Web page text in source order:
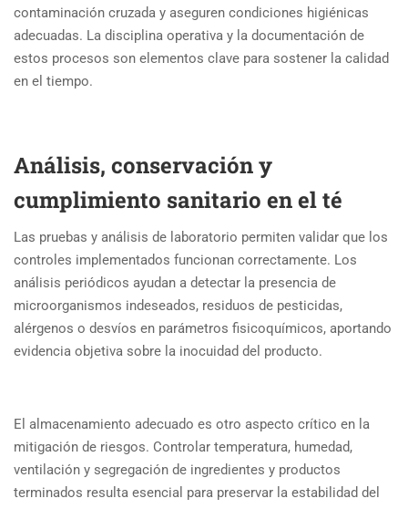
contaminación cruzada y aseguren condiciones higiénicas
adecuadas. La disciplina operativa y la documentación de
estos procesos son elementos clave para sostener la calidad
en el tiempo.
Análisis, conservación y
cumplimiento sanitario en el té
Las pruebas y análisis de laboratorio permiten validar que los
controles implementados funcionan correctamente. Los
análisis periódicos ayudan a detectar la presencia de
microorganismos indeseados, residuos de pesticidas,
alérgenos o desvíos en parámetros fisicoquímicos, aportando
evidencia objetiva sobre la inocuidad del producto.
El almacenamiento adecuado es otro aspecto crítico en la
mitigación de riesgos. Controlar temperatura, humedad,
ventilación y segregación de ingredientes y productos
terminados resulta esencial para preservar la estabilidad del